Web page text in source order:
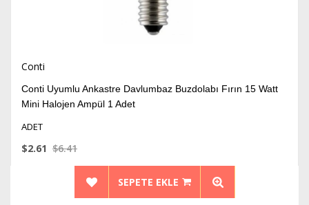
Conti
Conti Uyumlu Ankastre Davlumbaz Buzdolabı Fırın 15 Watt
Mini Halojen Ampül 1 Adet
ADET
$2.61 $6.41
SEPETE EKLE